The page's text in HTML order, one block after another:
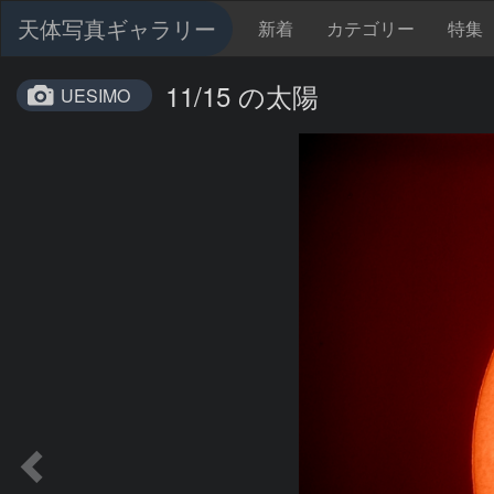
天体写真ギャラリー 新着 カテゴリー 特集
UESIMO 11/15 の太陽